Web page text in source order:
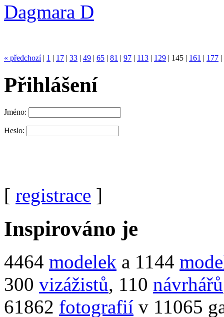
Dagmara D
« předchozí| 1 | 17 | 33 | 49 | 65 | 81 | 97 | 113 | 129 | 145 | 161 | 177 |
Přihlášení
Jméno:
Heslo:
[ registrace ]
Inspirováno je
4464 modelek a 1144
300 vizážistů, 110 návrhářů
61862 fotografií v 11065